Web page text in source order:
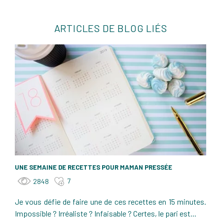
ARTICLES DE BLOG LIÉS
UNE SEMAINE DE RECETTES POUR MAMAN PRESSÉE
2848 7
Je vous défie de faire une de ces recettes en 15 minutes.
Impossible ? Irréaliste ? Infaisable ? Certes, le pari est...